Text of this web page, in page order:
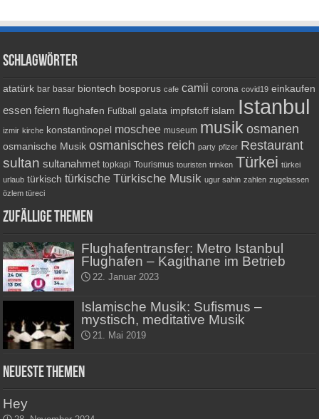
Schlagwörter
atatürk bar basar biontech bosporus cafe camii corona covid19 einkaufen
essen feiern flughafen Fußball galata impfstoff islam Istanbul
izmir kirche konstantinopel moschee museum musik osmanen
osmanische Musik osmanisches reich party pfizer Restaurant
sultan sultanahmet topkapi Tourismus touristen trinken Türkei türkei
urlaub türkisch türkische Türkische Musik ugur sahin zahlen zugelassen
özlem türeci
Zufällige Themen
Flughafentransfer: Metro Istanbul
Flughafen – Kagithane im Betrieb
22. Januar 2023
Islamische Musik: Sufismus –
mystisch, meditative Musik
21. Mai 2019
Neueste Themen
Hey